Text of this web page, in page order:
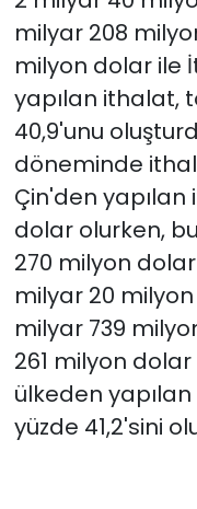
milyar 208
milyon dolar ile
yapılan ithalat,
40,9'unu
döneminde
Çin'den
dolar olurken,
270 milyon dolar
milyar 20
milyar 739
261 milyon dolar
ülkeden
yüzde 41,2'sini